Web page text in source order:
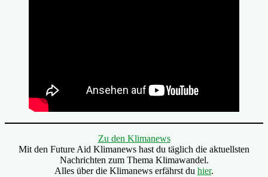
Zu den Klimanews
Mit den Future Aid Klimanews hast du täglich die aktuellsten
Nachrichten zum Thema Klimawandel.
Alles über die Klimanews erfährst du hier.